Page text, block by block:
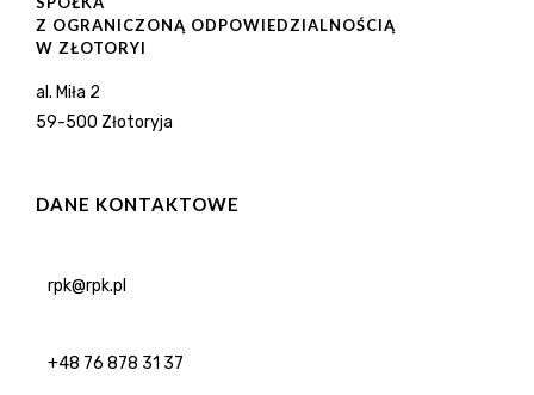
Z OGRANICZONĄ ODPOWIEDZIALNOŚCIĄ
W ZŁOTORYI
al. Miła 2
59-500 Złotoryja
DANE KONTAKTOWE
rpk@rpk.pl
+48 76 878 31 37